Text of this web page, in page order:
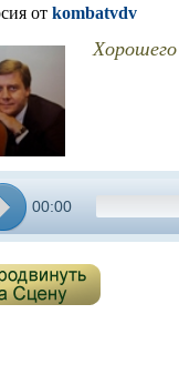
от kombatvdv
00:00